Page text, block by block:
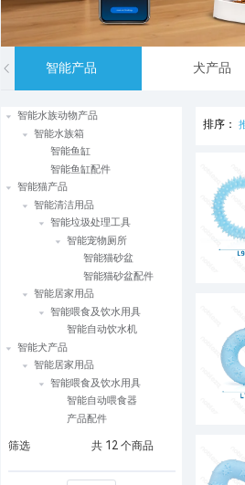
智能产品 犬产品
智能水族动物产品
智能水族箱
智能鱼缸
智能鱼缸配件
智能猫产品
智能清洁用品
智能垃圾处理工具
智能宠物厕所
智能猫砂盆
智能猫砂盆配件
智能居家用品
智能喂食及饮水用具
智能自动饮水机
智能犬产品
智能居家用品
智能喂食及饮水用具
智能自动喂食器
产品配件
筛选 共 12 个商品
排序：